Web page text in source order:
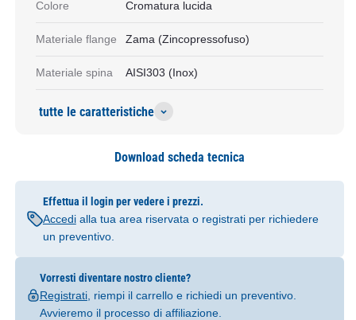
Colore Cromatura lucida
Materiale flange Zama (Zincopressofuso)
Materiale spina AISI303 (Inox)
tutte le caratteristiche
Download scheda tecnica
Effettua il login per vedere i prezzi.
Accedialla tua area riservata o registrati per richiedere
un preventivo.
Vorresti diventare nostro cliente?
Registrati, riempi il carrello e richiedi un preventivo.
Avvieremo il processo di affiliazione.